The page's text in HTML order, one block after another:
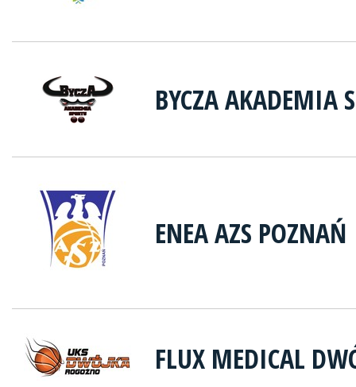
BYCZA AKADEMIA
ENEA AZS POZNAŃ
FLUX MEDICAL